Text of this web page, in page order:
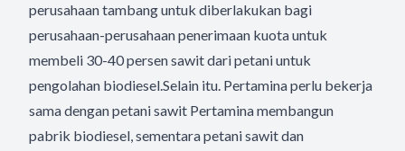
perusahaan tambang untuk diberlakukan bagi
perusahaan-perusahaan penerimaan kuota untuk
membeli 30-40 persen sawit dari petani untuk
pengolahan biodiesel.Selain itu. Pertamina perlu bekerja
sama dengan petani sawit Pertamina membangun
pabrik biodiesel, sementara petani sawit dan